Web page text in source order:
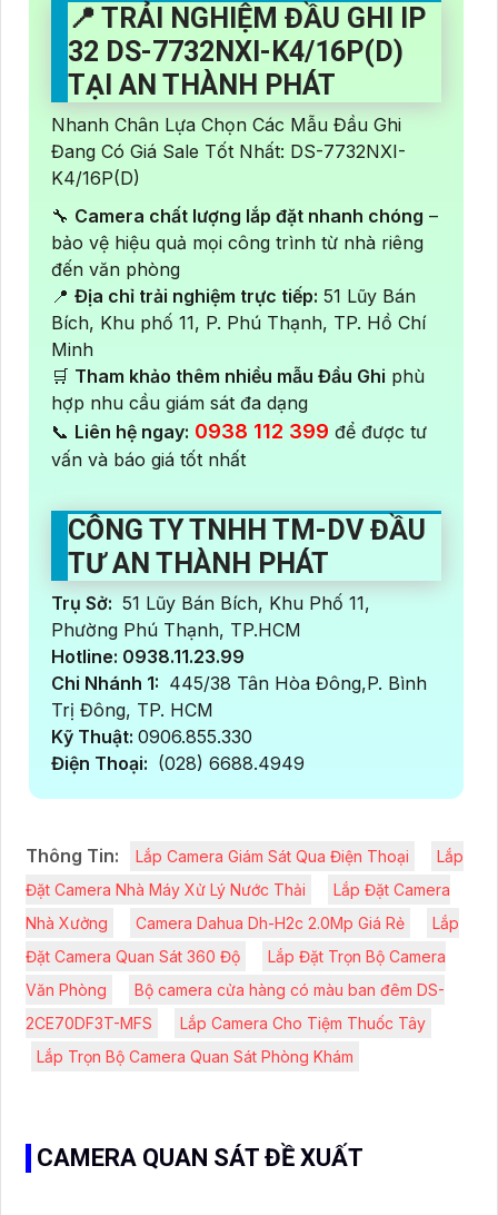
📍 TRẢI NGHIỆM ĐẦU GHI IP
32 DS-7732NXI-K4/16P(D)
TẠI AN THÀNH PHÁT
Nhanh Chân Lựa Chọn Các Mẫu Đầu Ghi
Đang Có Giá Sale Tốt Nhất: DS-7732NXI-
K4/16P(D)
🔧 Camera chất lượng lắp đặt nhanh chóng –
bảo vệ hiệu quả mọi công trình từ nhà riêng
đến văn phòng
📍 Địa chỉ trải nghiệm trực tiếp: 51 Lũy Bán
Bích, Khu phố 11, P. Phú Thạnh, TP. Hồ Chí
Minh
🛒 Tham khảo thêm nhiều mẫu Đầu Ghi phù
hợp nhu cầu giám sát đa dạng
📞 Liên hệ ngay: 0938 112 399 để được tư
vấn và báo giá tốt nhất
CÔNG TY TNHH TM-DV ĐẦU
TƯ AN THÀNH PHÁT
Trụ Sở: 51 Lũy Bán Bích, Khu Phố 11,
Phường Phú Thạnh, TP.HCM
Hotline: 0938.11.23.99
Chi Nhánh 1: 445/38 Tân Hòa Đông,P. Bình
Trị Đông, TP. HCM
Kỹ Thuật: 0906.855.330
Điện Thoại: (028) 6688.4949
Thông Tin: Lắp Camera Giám Sát Qua Điện Thoại
Lắp
Đặt Camera Nhà Máy Xử Lý Nước Thải
Lắp Đặt Camera
Nhà Xưởng
Camera Dahua Dh-H2c 2.0Mp Giá Rẻ
Lắp
Đặt Camera Quan Sát 360 Độ
Lắp Đặt Trọn Bộ Camera
Văn Phòng
Bộ camera cửa hàng có màu ban đêm DS-
2CE70DF3T-MFS
Lắp Camera Cho Tiệm Thuốc Tây
Lắp Trọn Bộ Camera Quan Sát Phòng Khám
CAMERA QUAN SÁT ĐỀ XUẤT